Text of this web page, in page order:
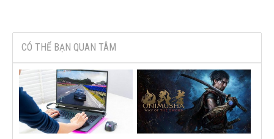
CÓ THỂ BẠN QUAN TÂM